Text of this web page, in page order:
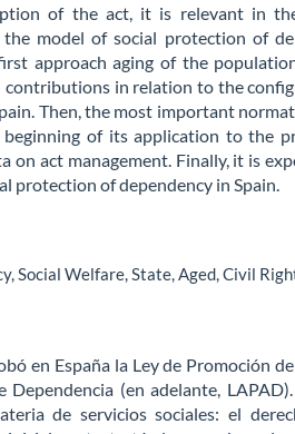
of the act, it is relevant in
model of social protection of
approach aging of the
in relation to the
Then, the most important
of its application to the
on act management. Finally, it is
protection of dependency in Spain.
,Social Welfare,State,Aged,Civil
en España la Ley de Promoción
Dependencia (en adelante,
de servicios sociales: el